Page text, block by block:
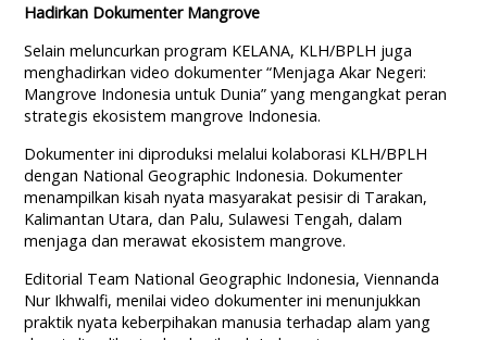
Hadirkan Dokumenter Mangrove
Selain meluncurkan program KELANA, KLH/BPLH juga
menghadirkan video dokumenter “Menjaga Akar Negeri:
Mangrove Indonesia untuk Dunia” yang mengangkat peran
strategis ekosistem mangrove Indonesia.
Dokumenter ini diproduksi melalui kolaborasi KLH/BPLH
dengan National Geographic Indonesia. Dokumenter
menampilkan kisah nyata masyarakat pesisir di Tarakan,
Kalimantan Utara, dan Palu, Sulawesi Tengah, dalam
menjaga dan merawat ekosistem mangrove.
Editorial Team National Geographic Indonesia, Viennanda
Nur Ikhwalfi, menilai video dokumenter ini menunjukkan
praktik nyata keberpihakan manusia terhadap alam yang